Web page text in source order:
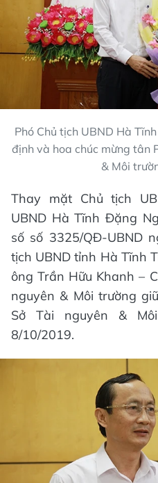
Phó Chủ tịch UBND Hà
định và hoa chúc mừng tân
& Môi
Thay mặt Chủ tịch
UBND Hà Tĩnh Đặng
số số 3325/QĐ-UBND
tịch UBND tỉnh Hà Tĩnh
ông Trần Hữu Khanh –
nguyên & Môi trường
Sở Tài nguyên &
8/10/2019.